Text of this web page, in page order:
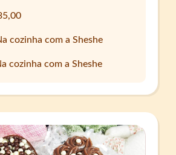
cozinha com a Sheshe
cozinha com a Sheshe